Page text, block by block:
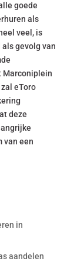
goede
als
veel, is
gevolg van
Marconiplein
eToro
deze
van een
in
aandelen